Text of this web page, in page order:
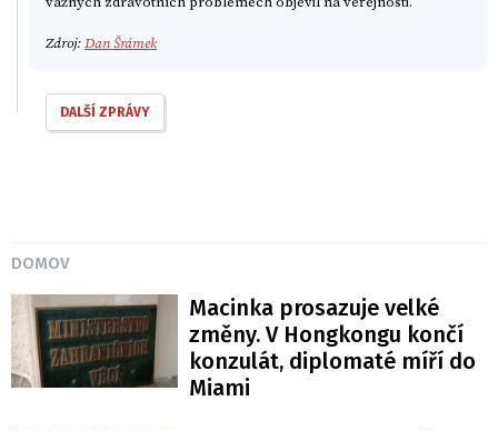
Zdroj:Dan Šrámek
DALŠÍ ZPRÁVY
DOMOV
Macinka prosazuje velké
změny. V Hongkongu končí
konzulát, diplomaté míří do
Miami